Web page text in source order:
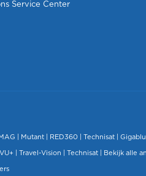
Service Center
MAG Mutant | RED360 | Technisat
VU+ Travel-Vision Technisat Bekijk alle